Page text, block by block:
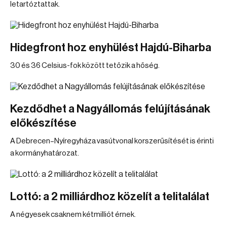
letartóztattak.
Hidegfront hoz enyhülést Hajdú-Biharba
30 és 36 Celsius-fok között tetőzik a hőség.
Kezdődhet a Nagyállomás felújításának
előkészítése
A Debrecen–Nyíregyháza vasútvonal korszerűsítését is érinti
a kormányhatározat.
Lottó: a 2 milliárdhoz közelít a telitalálat
A négyesek csaknem kétmilliót érnek.